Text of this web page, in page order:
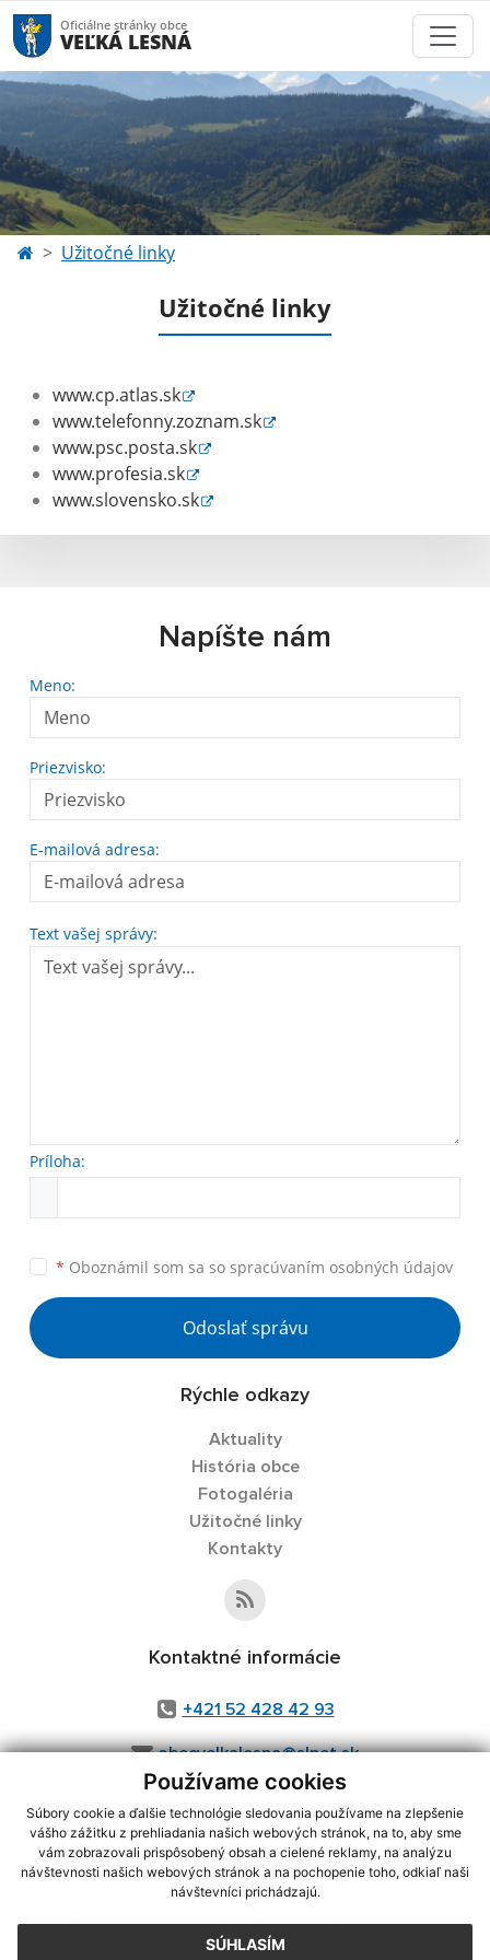
Používame cookies
Súbory cookie a ďalšie technológie sledovania používame na zlepšenie
vášho zážitku z prehliadania našich webových stránok, na to, aby sme
vám zobrazovali prispôsobený obsah a cielené reklamy, na analýzu
návštevnosti našich webových stránok a na pochopenie toho, odkiaľ naši
návštevníci prichádzajú.
SÚHLASÍM
Oficiálne stránky obce
VEĽKÁ LESNÁ
Užitočné linky
Užitočné linky
www.cp.atlas.sk
www.telefonny.zoznam.sk
www.psc.posta.sk
www.profesia.sk
www.slovensko.sk
Napíšte nám
Meno:
Priezvisko:
E-mailová adresa:
Text vašej správy:
Príloha:
* Oboznámil som sa so spracúvaním osobných údajov
Odoslať správu
Rýchle odkazy
Aktuality
História obce
Fotogaléria
Užitočné linky
Kontakty
Kontaktné informácie
+421 52 428 42 93
obecvelkalesna@slnet.sk
využite možnosť získavania aktuálnych informácií s využitím RSS
CMS systém (redakčný) systém ECHELON 2,Mapa stránok,web portál
webex.digital, s.r.o.,domény,registrácia domény